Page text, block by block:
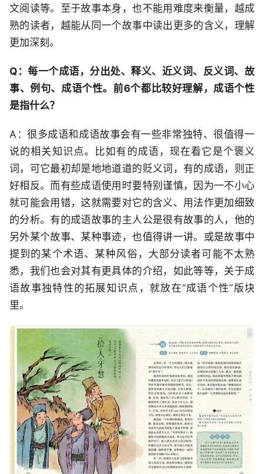
文阅读等。至于故事本身，也不能用难度来衡量，越成
熟的读者，越能从同一个故事中读出更多的含义，理解
更加深刻。
Q：每一个成语，分出处、释义、近义词、反义词、故
事、例句、成语个性。前6个都比较好理解，成语个性
是指什么？
A：很多成语和成语故事会有一些非常独特、很值得一
说的相关知识点。比如有的成语，现在看它是个褒义
词，可它最初却是地地道道的贬义词，有的成语，则正
好相反。而有些成语使用时要特别谨慎，因为一不小心
就可能会用错，这就需要对它的含义、用法作更加细致
的分析。有的成语故事的主人公是很有故事的人，他的
另外某个故事、某种事迹，也值得讲一讲。或是故事中
提到的某个术语、某种风俗，大部分读者可能不太熟
悉，我们也会对其有更具体的介绍，如此等等，关于成
语故事独特性的拓展知识点，就放在“成语个性”版块
里。